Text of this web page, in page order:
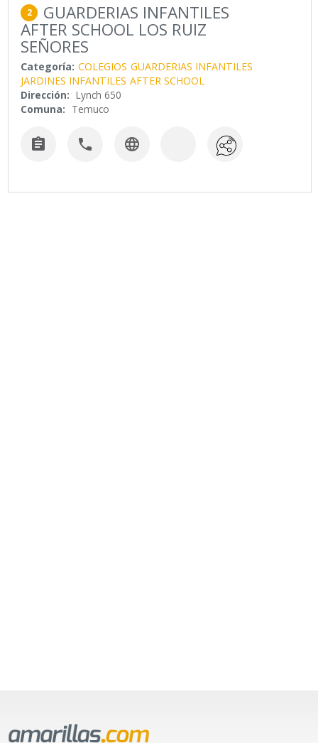
2 GUARDERIAS INFANTILES
AFTER SCHOOL LOS RUIZ
SEÑORES
Categoría: COLEGIOS GUARDERIAS INFANTILES
JARDINES INFANTILES AFTER SCHOOL
Dirección: Lynch 650
Comuna: Temuco
  